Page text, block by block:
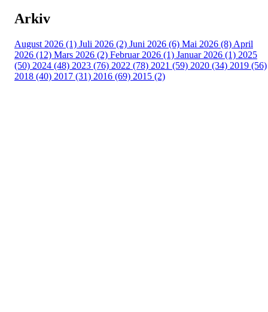
Arkiv
August 2026 (1) Juli 2026 (2) Juni 2026 (6) Mai 2026 (8) April
2026 (12) Mars 2026 (2) Februar 2026 (1) Januar 2026 (1) 2025
(50) 2024 (48) 2023 (76) 2022 (78) 2021 (59) 2020 (34) 2019 (56)
2018 (40) 2017 (31) 2016 (69) 2015 (2)